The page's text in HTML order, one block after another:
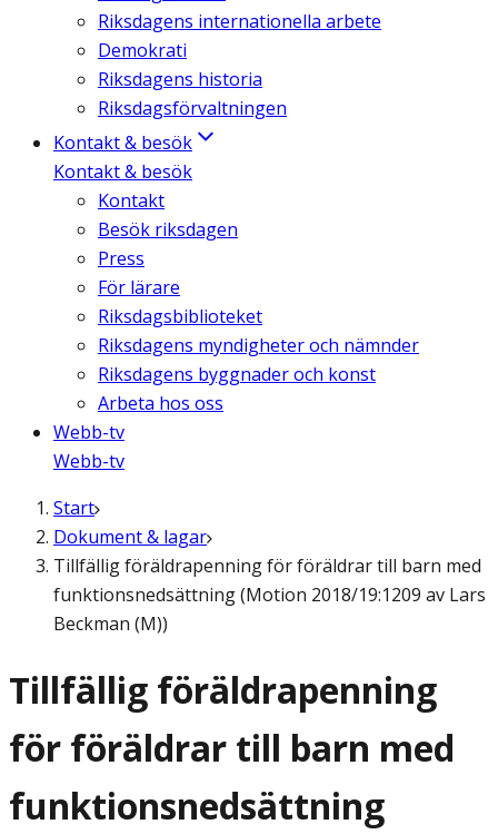
Riksdagens internationella arbete
Demokrati
Riksdagens historia
Riksdagsförvaltningen
Kontakt & besök
Kontakt & besök
Kontakt
Besök riksdagen
Press
För lärare
Riksdagsbiblioteket
Riksdagens myndigheter och nämnder
Riksdagens byggnader och konst
Arbeta hos oss
Webb-tv
Webb-tv
Start
Dokument & lagar
Tillfällig föräldrapenning för föräldrar till barn med
funktionsnedsättning (Motion 2018/19:1209 av Lars
Beckman (M))
Tillfällig föräldrapenning
för föräldrar till barn med
funktionsnedsättning